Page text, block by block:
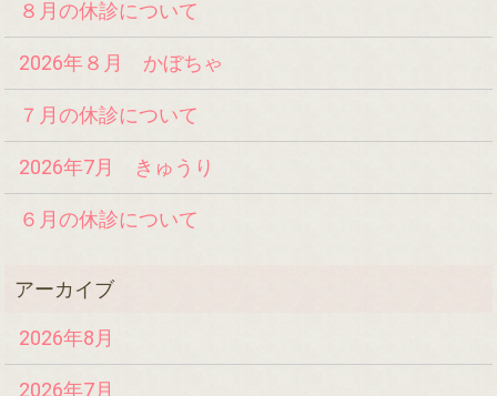
８月の休診について
2026年８月 かぼちゃ
７月の休診について
2026年7月 きゅうり
６月の休診について
2026年8月
2026年7月